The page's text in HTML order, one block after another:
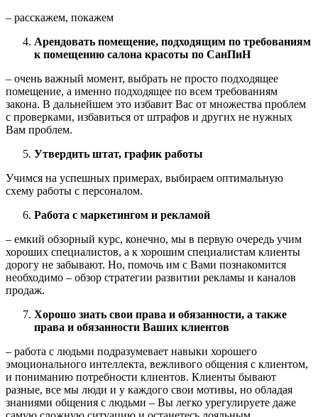
– расскажем, покажем
Арендовать помещение, подходящим по требованиям
к помещению салона красоты по СанПиН
– очень важный момент, выбрать не просто подходящее
помещение, а именно подходящее по всем требованиям
закона. В дальнейшем это избавит Вас от множества проблем
с проверками, избавиться от штрафов и других не нужных
Вам проблем.
Утвердить штат, график работы
Учимся на успешных примерах, выбираем оптимальную
схему работы с персоналом.
Работа с маркетингом и рекламой
– емкий обзорный курс, конечно, мы в первую очередь учим
хороших специалистов, а к хорошим специалистам клиенты
дорогу не забывают. Но, помочь им с Вами познакомится
необходимо – обзор стратегии развитии рекламы и каналов
продаж.
Хорошо знать свои права и обязанности, а также
права и обязанности Ваших клиентов
– работа с людьми подразумевает навыки хорошего
эмоционального интеллекта, вежливого общения с клиентом,
и пониманию потребности клиентов. Клиенты бывают
разные, все мы люди и у каждого свои мотивы, но обладая
знаниями общения с людьми – Вы легко урегулируете даже